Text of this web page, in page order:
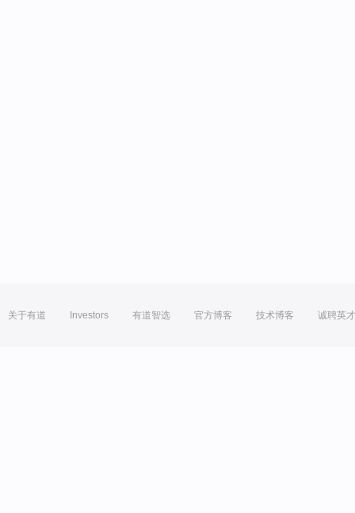
关于有道 Investors 有道智选 官方博客 技术博客 诚聘英才